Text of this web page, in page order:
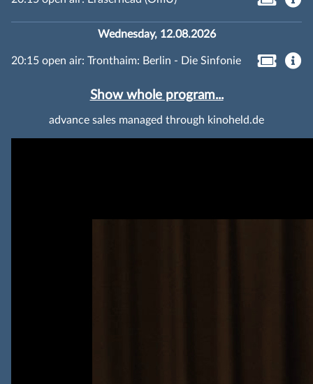
Wednesday, 12.08.2026
20:15 open air: Tronthaim: Berlin - Die Sinfonie
Show whole program...
advance sales managed through kinoheld.de